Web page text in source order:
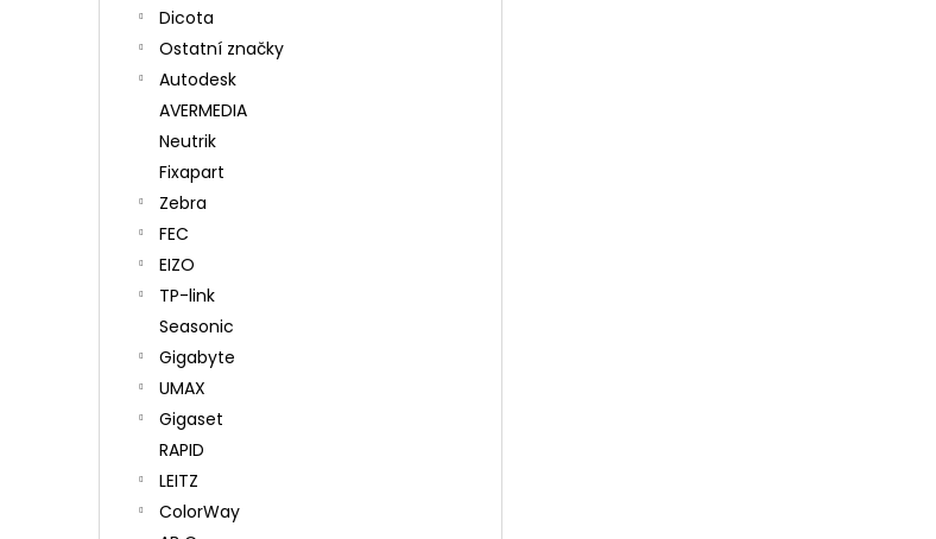
Dicota
Ostatní značky
Autodesk
AVERMEDIA
Neutrik
Fixapart
Zebra
FEC
EIZO
TP-link
Seasonic
Gigabyte
UMAX
Gigaset
RAPID
LEITZ
ColorWay